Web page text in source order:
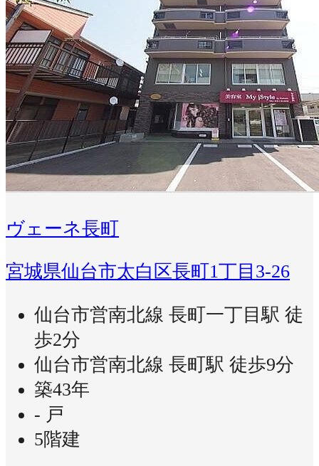
ヴェーネ長町
宮城県仙台市太白区長町1丁目3-26
仙台市営南北線 長町一丁目駅 徒
歩2分
仙台市営南北線 長町駅 徒歩9分
築43年
- 戸
5階建